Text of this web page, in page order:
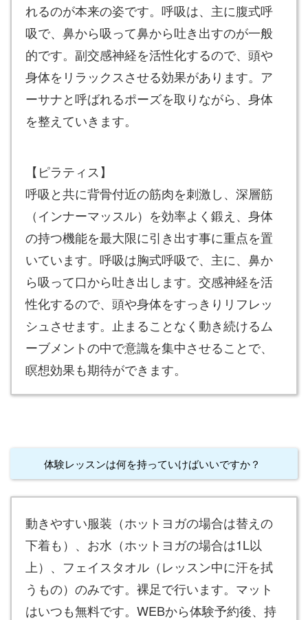
れるのが本来の姿です。呼吸は、主に腹式呼
吸で、鼻から吸って鼻から吐き出すのが一般
的です。副交感神経を活性化するので、頭や
身体をリラックスさせる効果があります。ア
ーサナと呼ばれるポーズを取りながら、身体
を整えていきます。
【ピラティス】
呼吸と共に背骨付近の筋肉を刺激し、深層筋
（インナーマッスル）を効率よく鍛え、身体
の持つ機能を最大限に引き出す事に重点を置
いています。呼吸は胸式呼吸で、主に、鼻か
ら吸って口から吐き出します。交感神経を活
性化するので、頭や身体をすっきりリフレッ
シュさせます。止まることなく動き続けるム
ーブメントの中で意識を集中させることで、
瞑想効果も期待ができます。
体験レッスンは何を持っていけばいいですか？
動きやすい服装（ホットヨガの場合は替えの
下着も）、お水（ホットヨガの場合は1L以
上）、フェイスタオル（レッスン中に汗を拭
うもの）のみです。裸足で行います。マット
はいつも無料です。WEBから体験予約後、持